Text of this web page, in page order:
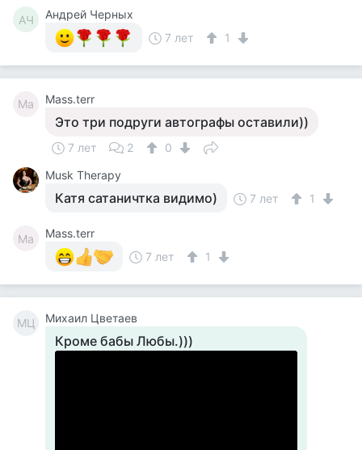
АЧ
Андрей Черных
7 лет
1
Ma Mass.terr
Это три подруги автографы оставили))
7 лет 2
0
Musk Therapy
Катя сатаничтка видимо) 7 лет 1
Ma
Mass.terr
7 лет
1
МЦ Михаил Цветаев
Кроме бабы Любы.)))